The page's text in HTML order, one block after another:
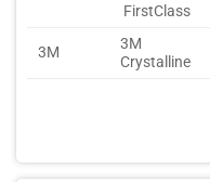
FirstClass
3M
3M
Crystalline